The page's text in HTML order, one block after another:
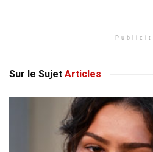
Sur le Sujet Articles